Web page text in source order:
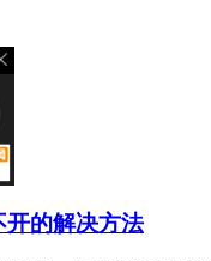
的解决方法